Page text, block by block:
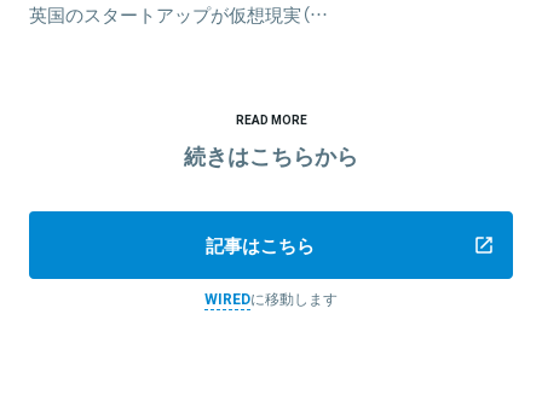
英国のスタートアップが仮想現実（…
READ MORE
続きはこちらから
記事はこちら
WIREDに移動します